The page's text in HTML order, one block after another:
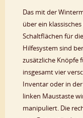
Das mit der
über ein
Schaltflächen für
Hilfesystem sind
zusätzliche Knöpfe
insgesamt vier
Inventar oder in
linken Maustaste
manipuliert. Die